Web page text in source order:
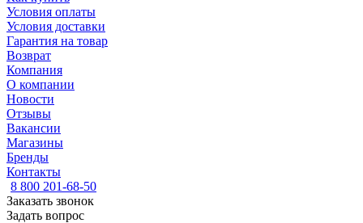
Условия оплаты
Условия доставки
Гарантия на товар
Возврат
Компания
О компании
Новости
Отзывы
Вакансии
Магазины
Бренды
Контакты
8 800 201-68-50
Заказать звонок
Задать вопрос